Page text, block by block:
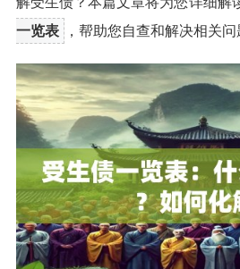
一览表
，帮助您自查和解决相关问